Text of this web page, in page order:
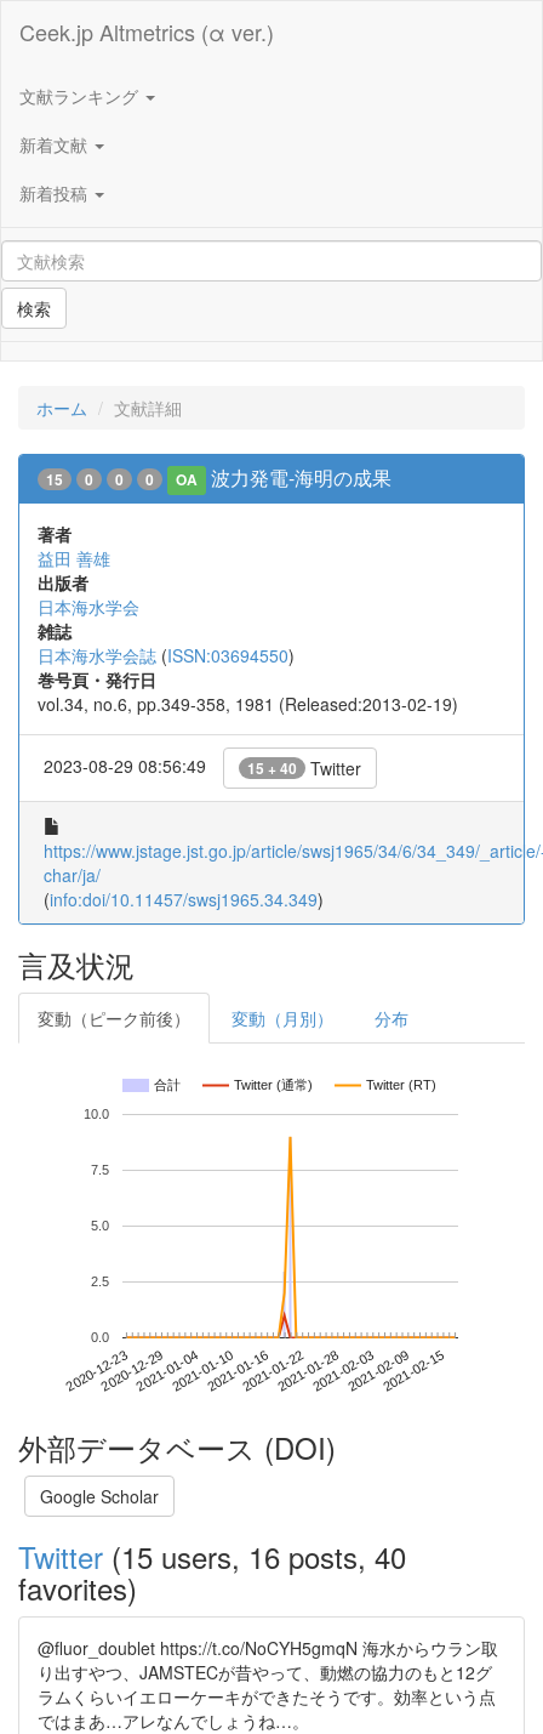
Ceek.jp Altmetrics (α ver.)
文献ランキング
新着文献
新着投稿
検索
ホーム 文献詳細
15 0 0 0 OA 波力発電-海明の成果
著者
益田 善雄
出版者
日本海水学会
雑誌
日本海水学会誌 (ISSN:03694550)
巻号頁・発行日
vol.34, no.6, pp.349-358, 1981 (Released:2013-02-19)
2023-08-29 08:56:49 15 + 40 Twitter
https://www.jstage.jst.go.jp/article/swsj1965/34/6/34_349/
char/ja/
(info:doi/10.11457/swsj1965.34.349)
言及状況
変動（ピーク前後） 変動（月別） 分布
合計 Twitter (通常) Twitter (RT)
2020-12-232020-12-292021-01-042021-01-102021-01-162021-01-222021-01-282021-02-032021-02-092021-02-15
0.0
2.5
5.0
7.5
10.0
外部データベース (DOI)
Google Scholar
Twitter (15 users, 16 posts, 40
favorites)
@fluor_doublet https://t.co/NoCYH5gmqN 海水からウラン取
り出すやつ、JAMSTECが昔やって、動燃の協力のもと12グ
ラムくらいイエローケーキができたそうです。効率という点
ではまあ…アレなんでしょうね…。